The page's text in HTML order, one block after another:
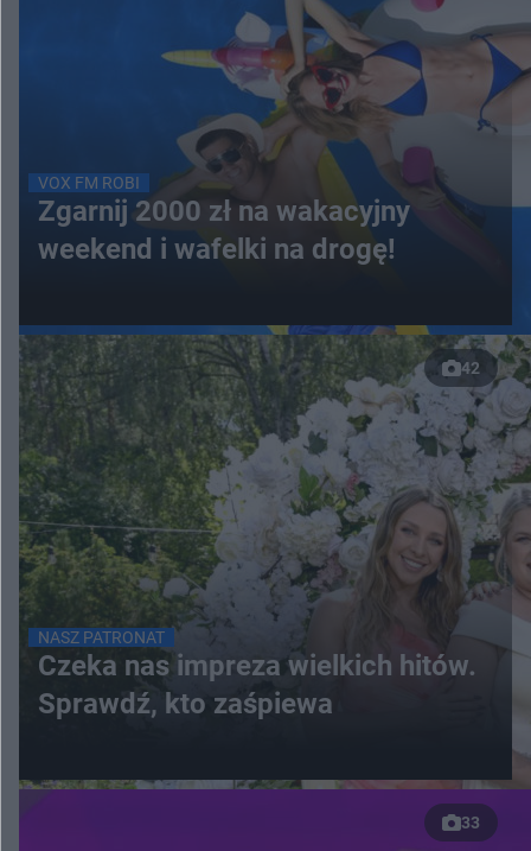
VOX FM ROBI
Zgarnij 2000 zł na wakacyjny
weekend i wafelki na drogę!
42
NASZ PATRONAT
Czeka nas impreza wielkich hitów.
Sprawdź, kto zaśpiewa
33